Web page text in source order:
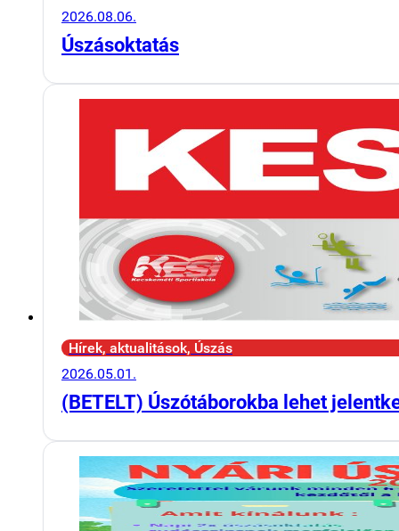
2026.08.06.
Úszásoktatás
Hírek, aktualitások, Úszás
2026.05.01.
(BETELT) Úszótáborokba lehet